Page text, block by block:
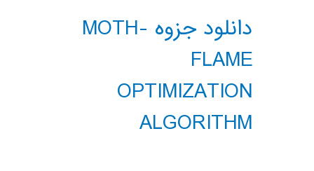
دانلود جزوه MOTH-
FLAME
OPTIMIZATION
ALGORITHM